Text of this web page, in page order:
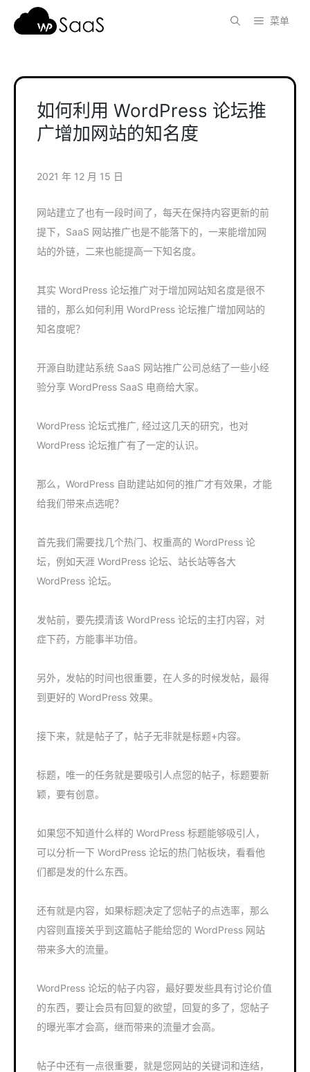
菜单
如何利用 WordPress 论坛推
广增加网站的知名度
2021 年 12 月 15 日
网站建立了也有一段时间了，每天在保持内容更新的前
提下，SaaS 网站推广也是不能落下的，一来能增加网
站的外链，二来也能提高一下知名度。
其实 WordPress 论坛推广对于增加网站知名度是很不
错的，那么如何利用 WordPress 论坛推广增加网站的
知名度呢？
开源自助建站系统 SaaS 网站推广公司总结了一些小经
验分享 WordPress SaaS 电商给大家。
WordPress 论坛式推广, 经过这几天的研究，也对
WordPress 论坛推广有了一定的认识。
那么，WordPress 自助建站如何的推广才有效果，才能
给我们带来点选呢？
首先我们需要找几个热门、权重高的 WordPress 论
坛，例如天涯 WordPress 论坛、站长站等各大
WordPress 论坛。
发帖前，要先摸清该 WordPress 论坛的主打内容，对
症下药，方能事半功倍。
另外，发帖的时间也很重要，在人多的时候发帖，最得
到更好的 WordPress 效果。
接下来，就是帖子了，帖子无非就是标题+内容。
标题，唯一的任务就是要吸引人点您的帖子，标题要新
颖，要有创意。
如果您不知道什么样的 WordPress 标题能够吸引人，
可以分析一下 WordPress 论坛的热门帖板块，看看他
们都是发的什么东西。
还有就是内容，如果标题决定了您帖子的点选率，那么
内容则直接关乎到这篇帖子能给您的 WordPress 网站
带来多大的流量。
WordPress 论坛的帖子内容，最好要发些具有讨论价值
的东西，要让会员有回复的欲望，回复的多了，您帖子
的曝光率才会高，继而带来的流量才会高。
帖子中还有一点很重要，就是您网站的关键词和连结，